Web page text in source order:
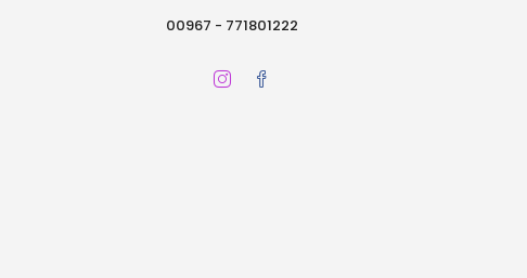
771801222 - 00967